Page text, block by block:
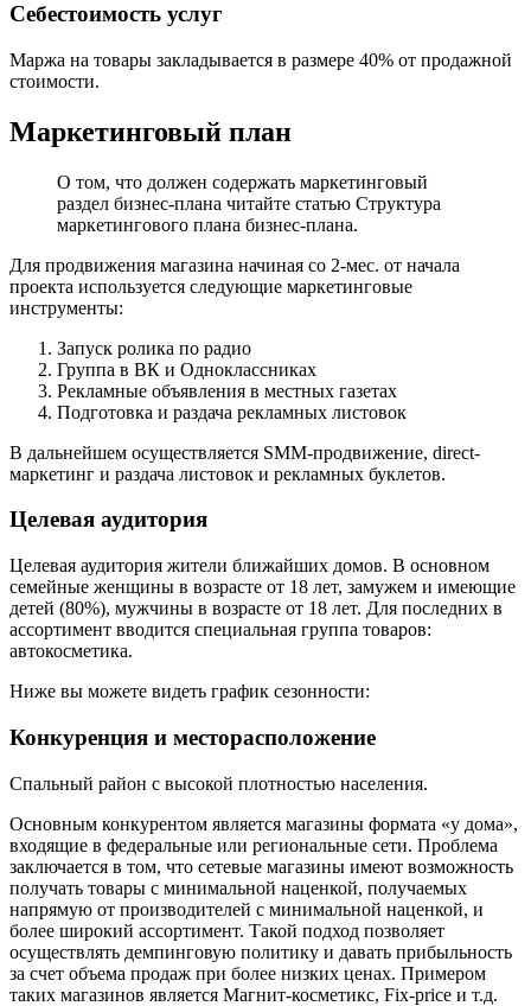
Себестоимость услуг
Маржа на товары закладывается в размере 40% от продажной
стоимости.
Маркетинговый план
О том, что должен содержать маркетинговый
раздел бизнес-плана читайте статью Структура
маркетингового плана бизнес-плана.
Для продвижения магазина начиная со 2-мес. от начала
проекта используется следующие маркетинговые
инструменты:
Запуск ролика по радио
Группа в ВК и Одноклассниках
Рекламные объявления в местных газетах
Подготовка и раздача рекламных листовок
В дальнейшем осуществляется SMM-продвижение, direct-
маркетинг и раздача листовок и рекламных буклетов.
Целевая аудитория
Целевая аудитория жители ближайших домов. В основном
семейные женщины в возрасте от 18 лет, замужем и имеющие
детей (80%), мужчины в возрасте от 18 лет. Для последних в
ассортимент вводится специальная группа товаров:
автокосметика.
Ниже вы можете видеть график сезонности:
Конкуренция и месторасположение
Спальный район с высокой плотностью населения.
Основным конкурентом является магазины формата «у дома»,
входящие в федеральные или региональные сети. Проблема
заключается в том, что сетевые магазины имеют возможность
получать товары с минимальной наценкой, получаемых
напрямую от производителей с минимальной наценкой, и
более широкий ассортимент. Такой подход позволяет
осуществлять демпинговую политику и давать прибыльность
за счет объема продаж при более низких ценах. Примером
таких магазинов является Магнит-косметикс, Fix-price и т.д.